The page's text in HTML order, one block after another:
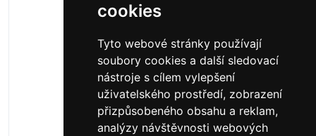
cookies
Tyto webové stránky používají
soubory cookies a další sledovací
nástroje s cílem vylepšení
uživatelského prostředí, zobrazení
přizpůsobeného obsahu a reklam,
analýzy návštěvnosti webových